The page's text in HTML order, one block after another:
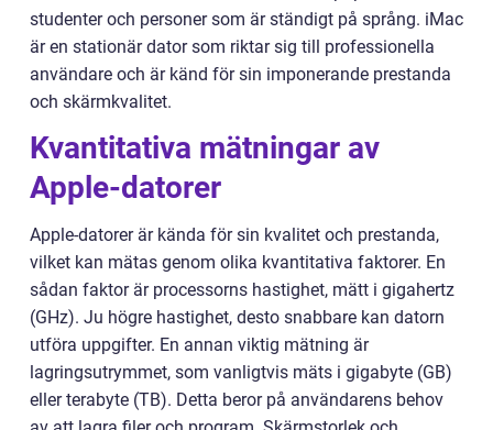
studenter och personer som är ständigt på språng. iMac
är en stationär dator som riktar sig till professionella
användare och är känd för sin imponerande prestanda
och skärmkvalitet.
Kvantitativa mätningar av
Apple-datorer
Apple-datorer är kända för sin kvalitet och prestanda,
vilket kan mätas genom olika kvantitativa faktorer. En
sådan faktor är processorns hastighet, mätt i gigahertz
(GHz). Ju högre hastighet, desto snabbare kan datorn
utföra uppgifter. En annan viktig mätning är
lagringsutrymmet, som vanligtvis mäts i gigabyte (GB)
eller terabyte (TB). Detta beror på användarens behov